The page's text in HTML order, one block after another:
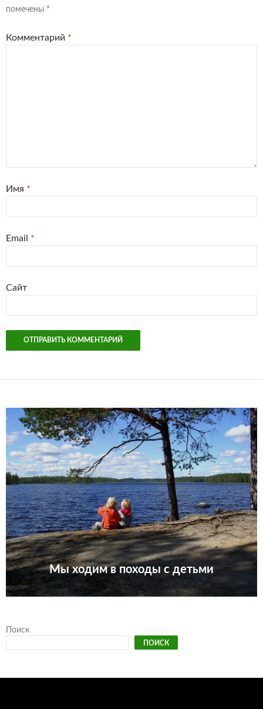
помечены *
Комментарий *
Имя *
Email *
Сайт
Мы ходим в походы с детьми
Поиск
ПОИСК